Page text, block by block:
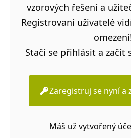
vzorových řešení a
Registrovaní uživatelé
Stačí se přihlásit a začít
Zaregistruj se nyní a
Máš už vytvořený